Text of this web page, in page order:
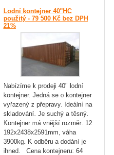
Lodní kontejner 40"HC
použitý - 79 500 Kč bez DPH
21%
Nabízíme k prodeji 40" lodní
kontejner. Jedná se o kontejner
vyřazený z přepravy. Ideální na
skladování. Je suchý a těsný.
Kontejner má vnější rozměr: 12
192x2438x2591mm, váha
3900kg. K odběru a dodání je
ihned. Cena kontejneru: 64